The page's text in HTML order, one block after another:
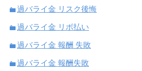
過バライ金 リスク後悔
過バライ金 リボ払い
過バライ金 報酬 失敗
過バライ金 報酬失敗